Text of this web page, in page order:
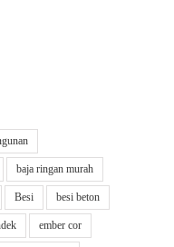
baja ringan murah
Besi besi beton
ember cor